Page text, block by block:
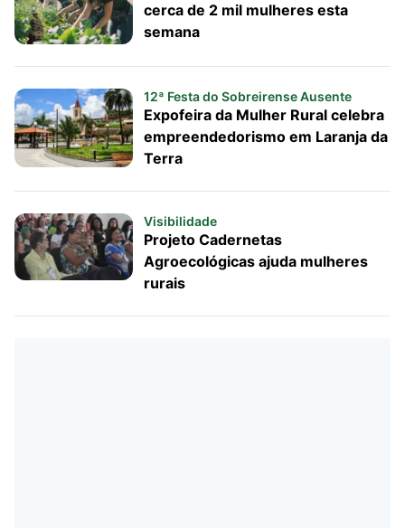
cerca de 2 mil mulheres esta
semana
12ª Festa do Sobreirense Ausente
Expofeira da Mulher Rural celebra
empreendedorismo em Laranja da
Terra
Visibilidade
Projeto Cadernetas
Agroecológicas ajuda mulheres
rurais